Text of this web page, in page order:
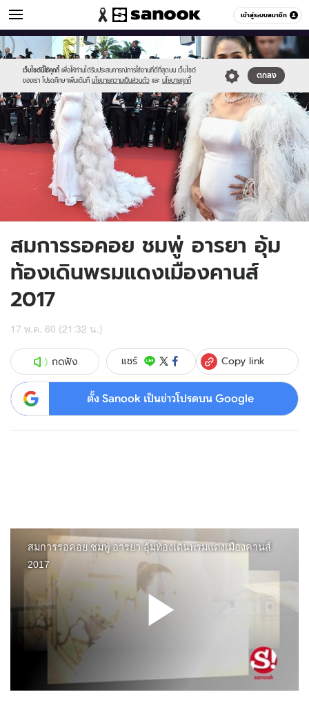
เข้าสู่ระบบสมาชิก
ข่าวบันเทิง หมวดอื่นๆ
เว็บไซต์นี้ใช้คุกกี้ เพื่อให้ท่านได้รับประสบการณ์การใช้งานที่ดีที่สุดบน เว็บไซต์
ของเรา โปรดศึกษาเพิ่มเติมที่ นโยบายความเป็นส่วนตัว และ นโยบายคุกกี้
ตกลง
Sanook
//s.isanook.com/sr/0/images/logo-
new-
sanook.png
600
60
//s.isanook.com/ns/0/ud/445/2227694/000.jpg
สมการรอคอย ชมพู่ อารยา อุ้ม
ท้องเดินพรมแดงเมืองคานส์
2017
17 พ.ค. 60 (21:32 น.)
กดฟัง แชร์ Copy link
ตั้ง Sanook เป็นข่าวโปรดบน Google